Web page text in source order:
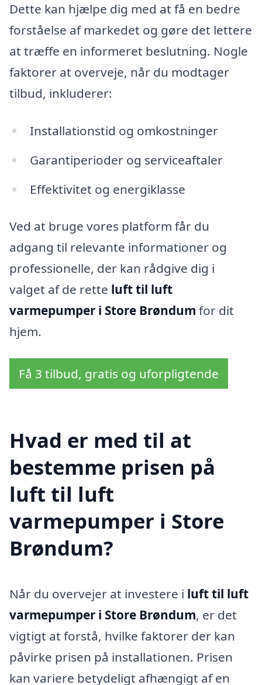
Dette kan hjælpe dig med at få en bedre
forståelse af markedet og gøre det lettere
at træffe en informeret beslutning. Nogle
faktorer at overveje, når du modtager
tilbud, inkluderer:
Installationstid og omkostninger
Garantiperioder og serviceaftaler
Effektivitet og energiklasse
Ved at bruge vores platform får du
adgang til relevante informationer og
professionelle, der kan rådgive dig i
valget af de rette luft til luft
varmepumper i Store Brøndum for dit
hjem.
Få 3 tilbud, gratis og uforpligtende
Hvad er med til at
bestemme prisen på
luft til luft
varmepumper i Store
Brøndum?
Når du overvejer at investere i luft til luft
varmepumper i Store Brøndum, er det
vigtigt at forstå, hvilke faktorer der kan
påvirke prisen på installationen. Prisen
kan variere betydeligt afhængigt af en